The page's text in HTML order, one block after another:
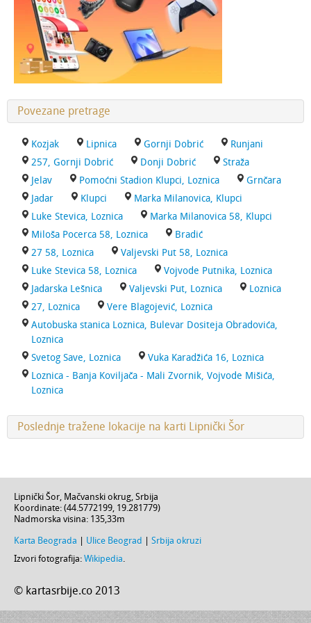
Povezane pretrage
Kozjak Lipnica Gornji Dobrić
Runjani
257, Gornji Dobrić
Donji Dobrić
Straža
Jelav
Pomoćni Stadion Klupci, Loznica
Grnčara
Jadar
Klupci
Marka Milanovica, Klupci
Luke Stevica, Loznica
Marka Milanovica 58, Klupci
Miloša Pocerca 58, Loznica
Bradić
27 58, Loznica
Valjevski Put 58, Loznica
Luke Stevica 58, Loznica
Vojvode Putnika, Loznica
Jadarska Lešnica
Valjevski Put, Loznica
Loznica
27, Loznica
Vere Blagojević, Loznica
Autobuska stanica Loznica, Bulevar Dositeja Obradovića,
Loznica
Svetog Save, Loznica
Vuka Karadžića 16, Loznica
Loznica - Banja Koviljača - Mali Zvornik, Vojvode Mišića,
Loznica
Poslednje tražene lokacije na karti Lipnički Šor
Lipnički Šor, Mačvanski okrug, Srbija
Koordinate: (44.5772199, 19.281779)
Nadmorska visina: 135,33m
Karta Beograda Ulice Beograd
Srbija okruzi
Izvori fotografija: Wikipedia.
© kartasrbije.co 2013